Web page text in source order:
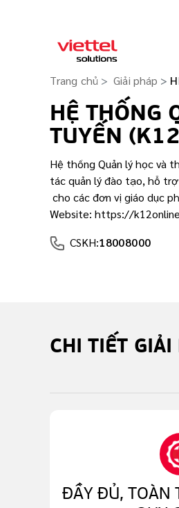
Trang chủ Giải pháp
HỆ THỐNG
TUYẾN
Hệ thống Quản lý học và
tác quản lý đào tạo, hỗ
cho các đơn vị giáo dục
Website: https://
CSKH:18008000
CHI TIẾT GIẢI
ĐẦY ĐỦ, TOÀN